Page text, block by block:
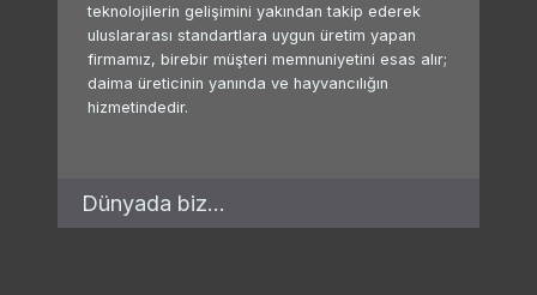
teknolojilerin gelişimini yakından takip ederek
uluslararası standartlara uygun üretim yapan
firmamız, birebir müşteri memnuniyetini esas alır;
daima üreticinin yanında ve hayvancılığın
hizmetindedir.
Dünyada biz…